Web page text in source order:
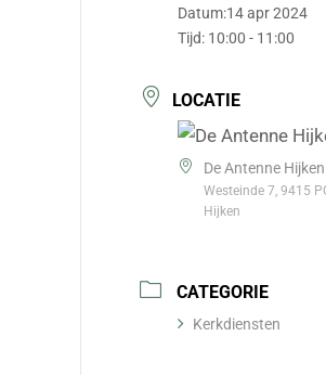
Datum:14 apr 2024
Tijd: 10:00 - 11:00
LOCATIE
De Antenne Hijken
Westeinde 7, 9415
Hijken
CATEGORIE
Kerkdiensten